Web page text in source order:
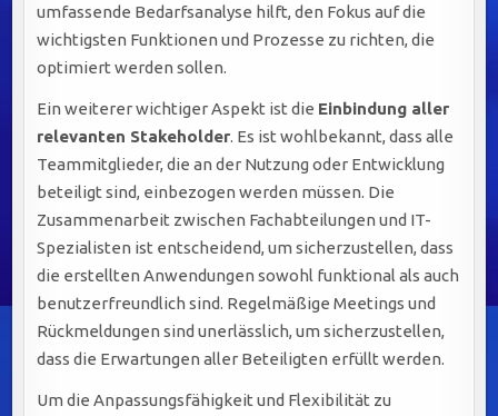
umfassende Bedarfsanalyse hilft, den Fokus auf die
wichtigsten Funktionen und Prozesse zu richten, die
optimiert werden sollen.
Ein weiterer wichtiger Aspekt ist die Einbindung aller
relevanten Stakeholder. Es ist wohlbekannt, dass alle
Teammitglieder, die an der Nutzung oder Entwicklung
beteiligt sind, einbezogen werden müssen. Die
Zusammenarbeit zwischen Fachabteilungen und IT-
Spezialisten ist entscheidend, um sicherzustellen, dass
die erstellten Anwendungen sowohl funktional als auch
benutzerfreundlich sind. Regelmäßige Meetings und
Rückmeldungen sind unerlässlich, um sicherzustellen,
dass die Erwartungen aller Beteiligten erfüllt werden.
Um die Anpassungsfähigkeit und Flexibilität zu